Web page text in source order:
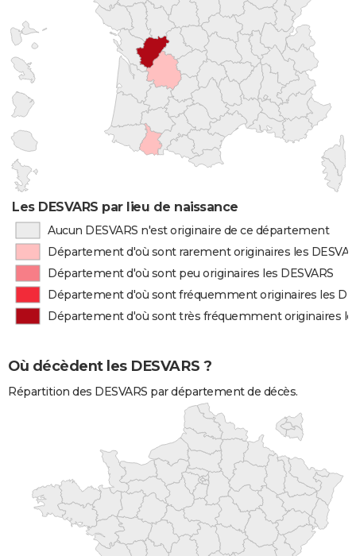
Les DESVARS par lieu de naissance
Aucun DESVARS n'est originaire de ce département
Département d'où sont rarement originaires les
Département d'où sont peu originaires les DESVARS
Département d'où sont fréquemment originaires les
Département d'où sont très fréquemment originaires
Où décèdent les DESVARS ?
Répartition des DESVARS par département de décès.